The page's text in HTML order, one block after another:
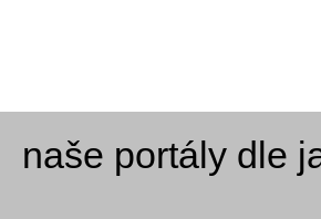
naše portály dle